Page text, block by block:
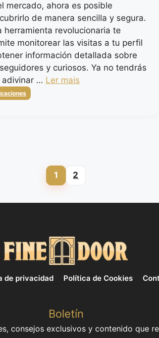
mercado, ahora es posible
de manera sencilla y segura.
herramienta revolucionaria te
monitorear las visitas a tu perfil
información detallada sobre
y curiosos. Ya no tendrás
adivinar … Ler mais
Page
1 Page
2
de privacidad Política de Cookies
Boletín
consejos exclusivos y contenido que